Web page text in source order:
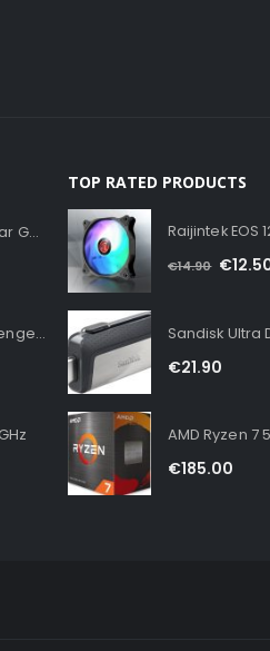
Corsair HS35 v2 Over Ear Gaming Headset με σύνδεση 3.5mm Carbon for PC / PS4 / XBOX
Grupo Erik Timeless Avengers Gaming Mouse Pad XXL
TOP RATED PRODUCTS
Raijintek EOS
€14.90 €
€21.90
AMD Ryzen 7
€185.00